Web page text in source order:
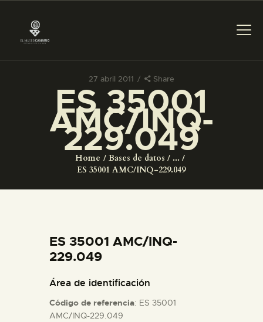
27 abril 2011 Share
ES 35001
AMC/INQ-
229.049
Home Bases de datos
...
ES 35001 AMC/INQ-229.049
PREPARAR LA VISITA
ACTIVIDADES
COLECCIONES
ESPAÑOL
ES 35001 AMC/INQ-
229.049
Área de identificación
Código de referencia: ES 35001
AMC/INQ-229.049